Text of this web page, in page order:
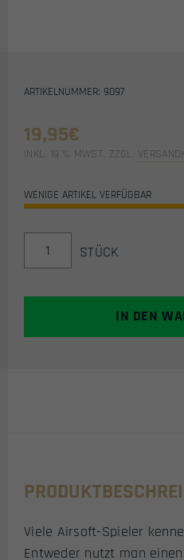
ARTIKELNUMMER: 9097
19,95€
INKL. 19 % MWST. ZZGL.
WENIGE ARTIKEL VERFÜGBAR
1300MAH
TYPE
STÜCK
IN DEN
Viele Airsoft-Spieler
Entweder nutzt man